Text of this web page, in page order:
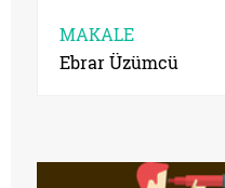
MAKALE
Ebrar Üzümcü